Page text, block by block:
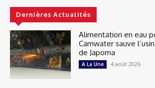
Dernières Actualités
Alimentation en eau
Camwater sauve
de Japoma
A La Une 4 août 2026